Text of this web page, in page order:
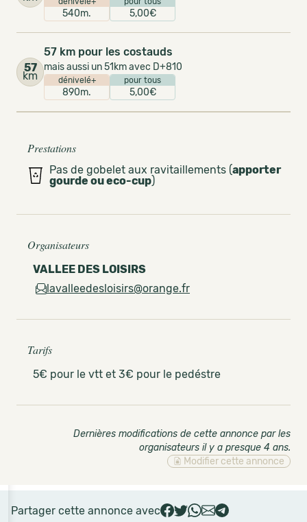
540m. 5,00€
57
km
57 km pour les costauds
mais aussi un 51km avec D+810
dénivelé+
890m.
pour tous
5,00€
Prestations
Pas de gobelet aux ravitaillements (apporter
gourde ou eco-cup)
Organisateurs
VALLEE DES LOISIRS
lavalleedesloisirs@orange.fr
Tarifs
5€ pour le vtt et 3€ pour le pedéstre
Dernières modifications de cette annonce par les
organisateurs il y a presque 4 ans.
Modifier cette annonce
Partager cette annonce avec